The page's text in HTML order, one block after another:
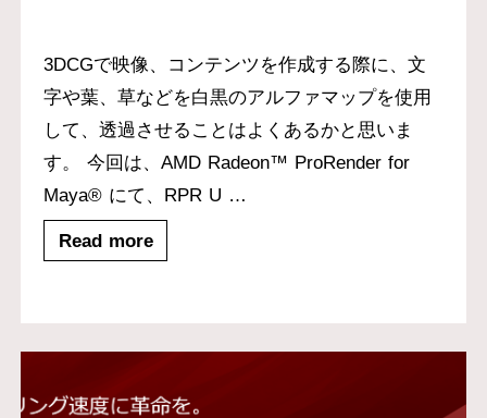
3DCGで映像、コンテンツを作成する際に、文
字や葉、草などを白黒のアルファマップを使用
して、透過させることはよくあるかと思いま
す。 今回は、AMD Radeon™ ProRender for
Maya® にて、RPR U …
Read more